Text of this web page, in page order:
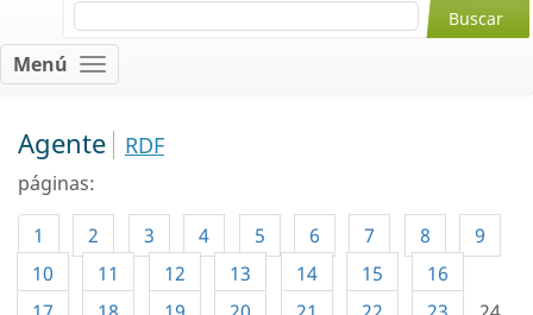
Menú
Agente RDF
páginas:
1
2 3 4 5 6 7 8
9
10
11 12 13 14 15
16